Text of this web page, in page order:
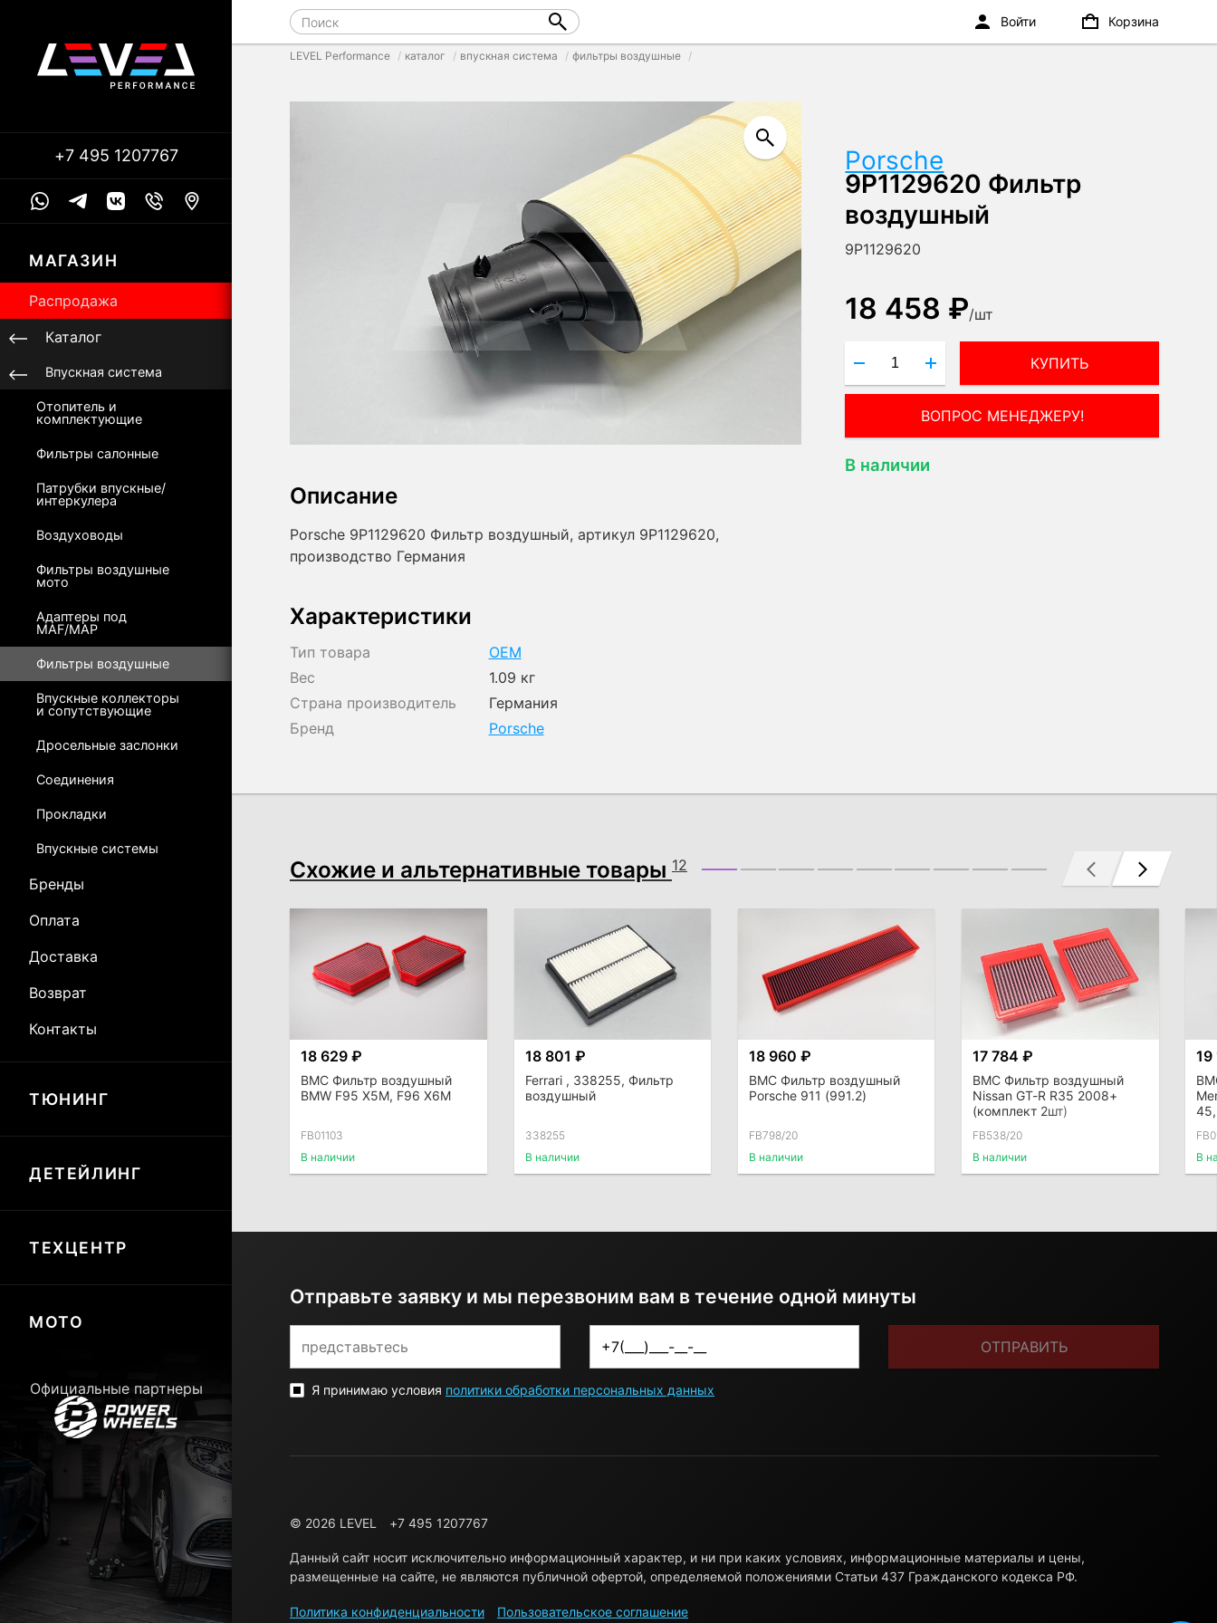
LEVEL Performance каталог впускная система фильтры воздушные
Porsche
9P1129620 Фильтр
воздушный
9P1129620
18 458 ₽/шт
КУПИТЬ
В наличии
Описание
Porsche 9P1129620 Фильтр воздушный, артикул 9P1129620,
производство Германия
Характеристики
Тип товара
OEM
Вес
1.09 кг
Страна производитель
Германия
Бренд
Porsche
Схожие и альтернативные товары 12
18 629 ₽
BMC Фильтр воздушный
BMW F95 X5M, F96 X6M
FB01103
В наличии
18 801 ₽
Ferrari , 338255, Фильтр
воздушный
338255
В наличии
18 960 ₽
BMC Фильтр воздушный
Porsche 911 (991.2)
FB798/20
В наличии
17 784 ₽
BMC Фильтр воздушный
Nissan GT-R R35 2008+
(комплект 2шт)
FB538/20
В наличии
19
В
Отправьте заявку и мы перезвоним вам в течение одной минуты
ОТПРАВИТЬ
Я принимаю условия политики обработки персональных данных
© 2026 LEVEL +7 495 1207767
Данный сайт носит исключительно информационный характер, и ни при каких условиях, информационные материалы и цены,
размещенные на сайте, не являются публичной офертой, определяемой положениями Статьи 437 Гражданского кодекса РФ.
Политика конфиденциальности Пользовательское соглашение
+7 495 1207767
МАГАЗИН
Распродажа
Каталог
Впускная система
Отопитель и
комплектующие
Фильтры салонные
Патрубки впускные/
интеркулера
Воздуховоды
Фильтры воздушные
мото
Адаптеры под
MAF/MAP
Фильтры воздушные
Впускные коллекторы
и сопутствующие
Дросельные заслонки
Соединения
Прокладки
Впускные системы
Бренды
Оплата
Доставка
Возврат
Контакты
ТЮНИНГ
ДЕТЕЙЛИНГ
ТЕХЦЕНТР
МОТО
Официальные партнеры
Войти Корзина